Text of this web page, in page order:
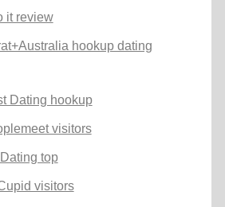
it review
hookup dating
Dating hookup
visitors
top
visitors